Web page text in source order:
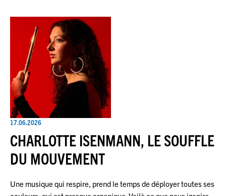
17.06.2026
CHARLOTTE ISENMANN, LE SOUFFLE
DU MOUVEMENT
Une musique qui respire, prend le temps de déployer toutes ses